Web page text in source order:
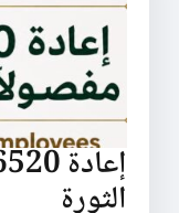
الثورة